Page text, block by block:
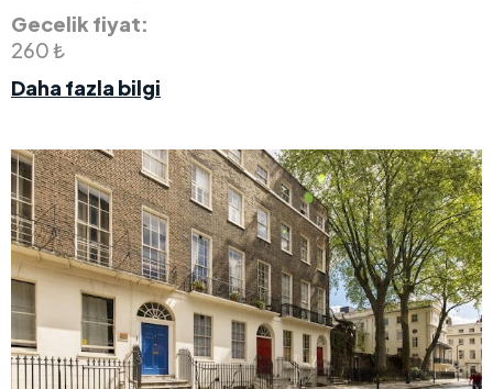
Gecelik fiyat:
260 ₺
Daha fazla bilgi